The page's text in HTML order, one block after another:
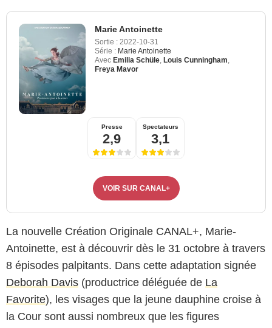
Marie Antoinette
Sortie : 2022-10-31
Série : Marie Antoinette
Avec Emilia Schüle Louis Cunningham
Freya Mavor
Presse
2,9
Spectateurs
3,1
VOIR SUR CANAL+
La nouvelle Création Originale CANAL+, Marie-
Antoinette, est à découvrir dès le 31 octobre à travers
8 épisodes palpitants. Dans cette adaptation signée
Deborah Davis (productrice déléguée de La
Favorite), les visages que la jeune dauphine croise à
la Cour sont aussi nombreux que les figures
Copyright Caroline Dubois - Capa Drama / Banijay Studios France / Les Gens
/ Canal+